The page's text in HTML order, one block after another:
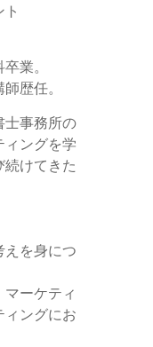
業。
歴任。
士事務所の
ングを学
けてきた
えを身につ
ーケティ
ィングにお